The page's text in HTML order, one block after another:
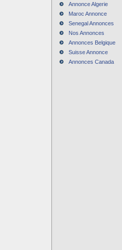
Annonce Algerie
Maroc Annonce
Senegal Annonces
Nos Annonces
Annonces Belgique
Suisse Annonce
Annonces Canada